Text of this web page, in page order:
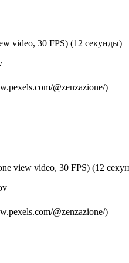
video, 30 FPS) (12 секунды)
@zenzazione/)
view video, 30 FPS) (12
@zenzazione/)